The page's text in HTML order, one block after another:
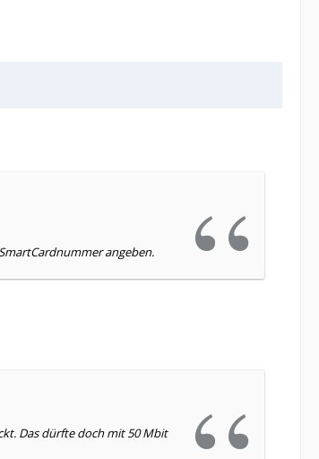
angeben.
Das dürfte doch mit 50 Mbit